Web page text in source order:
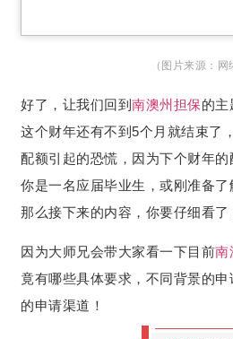
（图片来源： 网
好了，让我们回到南澳州担保的主
这个财年还有不到5个月就结束了
配额引起的恐慌，因为下个财年
你是一名应届毕业生，或刚准备了
那么接下来的内容，你要仔细看了
因为大师兄会带大家看一下目前南
竟有哪些具体要求，不同背景的
的申请渠道！